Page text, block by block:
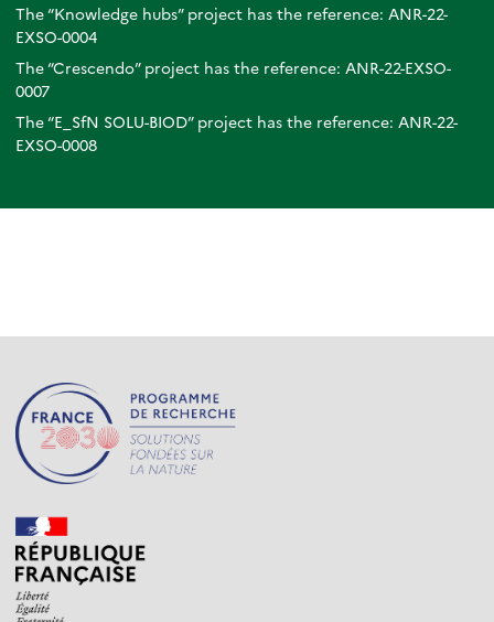
The “Knowledge hubs” project has the reference: ANR-22-
EXSO-0004
The “Crescendo” project has the reference: ANR-22-EXSO-
0007
The “E_SfN SOLU-BIOD” project has the reference: ANR-22-
EXSO-0008